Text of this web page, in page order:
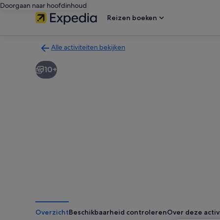
Doorgaan naar hoofdinhoud
Reizen boeken
Alle activiteiten bekijken
naar
de
10+
OverzichtBeschikbaarheid controlerenOver deze